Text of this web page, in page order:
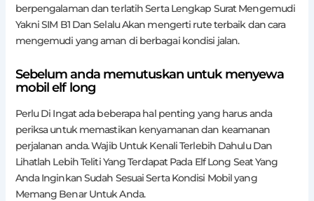
berpengalaman dan terlatih Serta Lengkap Surat Mengemudi
Yakni SIM B1 Dan Selalu Akan mengerti rute terbaik dan cara
mengemudi yang aman di berbagai kondisi jalan.
Sebelum anda memutuskan untuk menyewa
mobil elf long
Perlu Di Ingat ada beberapa hal penting yang harus anda
periksa untuk memastikan kenyamanan dan keamanan
perjalanan anda. Wajib Untuk Kenali Terlebih Dahulu Dan
Lihatlah Lebih Teliti Yang Terdapat Pada Elf Long Seat Yang
Anda Inginkan Sudah Sesuai Serta Kondisi Mobil yang
Memang Benar Untuk Anda.